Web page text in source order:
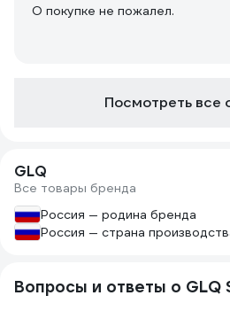
О покупке не пожалел.
Посмотреть все
GLQ
Все товары бренда
Россия — родина бренда
Россия — страна
Вопросы и ответы о GLQ